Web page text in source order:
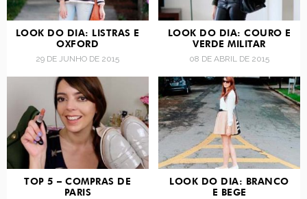
LOOK DO DIA: LISTRAS E
OXFORD
29 DE JUNHO DE 2015
LOOK DO DIA: COURO E
VERDE MILITAR
08 DE ABRIL DE 2015
TOP 5 – COMPRAS DE
PARIS
LOOK DO DIA: BRANCO
E BEGE